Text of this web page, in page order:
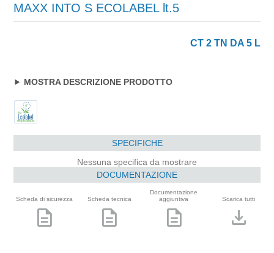
MAXX INTO S ECOLABEL lt.5
CT 2 TN DA 5 L
MOSTRA DESCRIZIONE PRODOTTO
SPECIFICHE
Nessuna specifica da mostrare
DOCUMENTAZIONE
Scheda di sicurezza
description
Scheda tecnica
description
Documentazione
aggiuntiva
description
Scarica tutti
download